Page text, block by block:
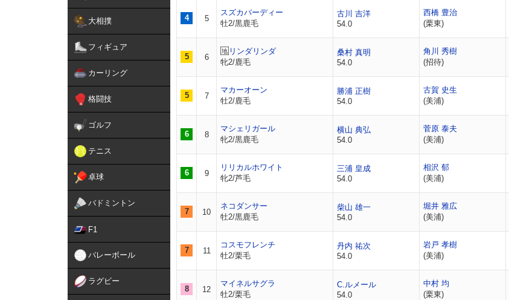
大相撲
フィギュア
カーリング
格闘技
ゴルフ
テニス
卓球
バドミントン
F1
バレーボール
ラグビー
4 5
スズカバーディー
牡2/黒鹿毛
古川 吉洋
54.0
西橋 豊治
(栗東)
5 6
リンダリンダ
牝2/鹿毛
桑村 真明
54.0
角川 秀樹
(招待)
5 7
マカーオーン
牡2/鹿毛
勝浦 正樹
54.0
古賀 史生
(美浦)
6 8
マシェリガール
牝2/黒鹿毛
横山 典弘
54.0
菅原 泰夫
(美浦)
6 9
リリカルホワイト
牝2/芦毛
三浦 皇成
54.0
相沢 郁
(美浦)
7 10
ネコダンサー
牡2/黒鹿毛
柴山 雄一
54.0
堀井 雅広
(美浦)
7 11
コスモフレンチ
牡2/栗毛
丹内 祐次
54.0
岩戸 孝樹
(美浦)
8 12
マイネルサグラ
牡2/栗毛
C.ルメール
54.0
中村 均
(栗東)